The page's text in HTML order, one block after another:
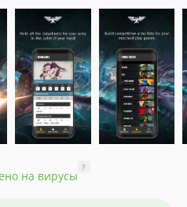
на вирусы
?